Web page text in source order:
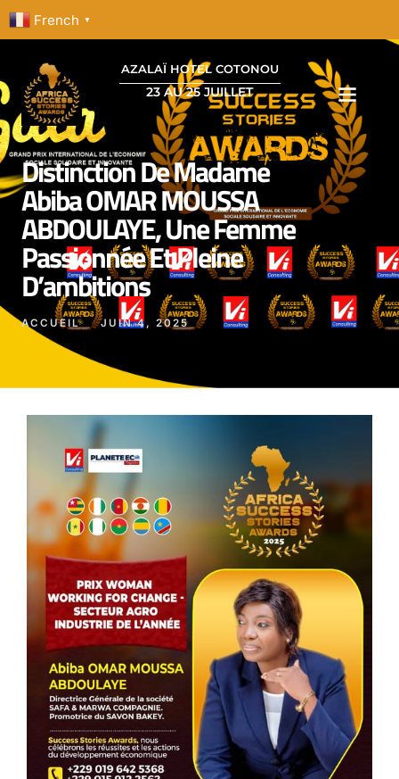
French ▼
AZALAÏ HOTEL COTONOU
23 AU 25 JUILLET
Distinction De Madame
Abiba OMAR MOUSSA
ABDOULAYE, Une Femme
Passionnée Et Pleine
D’ambitions
ACCUEIL JUIN 4, 2025